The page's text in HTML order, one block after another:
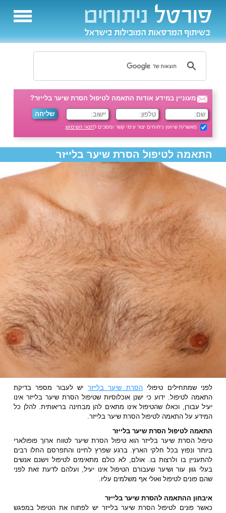
מעוניין במידע אודות התאמה לטיפול הסרת שיער בלייזר?
מאשר/ת שיועץ ניתוחים יצור עימי קשר ומסכים לתנאי השימוש.
התאמה לטיפול הסרת שיער בלייזר
לפני שמתחילים טיפוליהסרת שיער בלייזר יש לעבור מספר בדיקת
התאמה לטיפול. ידוע כי ישנן אוכלוסיות שטיפול הסרת שיער בלייזר אינו
יעיל עבורן, וכאלו שהטיפול אינו מתאים להן מבחינה בריאותית. להלן כל
המידע על התאמה לטיפול הסרת שיער בלייזר.
התאמה לטיפול הסרת שיער בלייזר
טיפול הסרת שיער בלייזר הוא טיפול הסרת שיער לטווח ארוך פופולארי
ביותר ונפוץ בכל חלקי הארץ. ברגע שפרץ לחיינו והתפרסם החלו רבים
להתעניין בו ולרצות בו. אולם, לא כולם מתאימים לטיפול וישנם אנשים
בעלי גוון עור ושיער שעבורם הטיפול אינו יעיל, ועלהם לדעת זאת לפני
שהם פונים לטיפול ואולי אף משלמים עליו.
איבחון ההתאמה להסרת שיער בלייזר
כאשר פונים לטיפול הסרת שיער בלייזר יש לפתוח את הטיפול במפגש